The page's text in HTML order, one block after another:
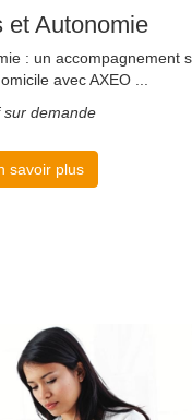
et Autonomie
: un accompagnement
avec AXEO ...
sur demande
savoir plus